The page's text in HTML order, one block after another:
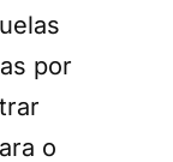
por
o